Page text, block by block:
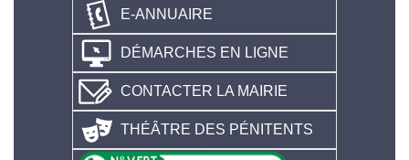
E-ANNUAIRE
DÉMARCHES EN LIGNE
CONTACTER LA MAIRIE
THÉÂTRE DES PÉNITENTS